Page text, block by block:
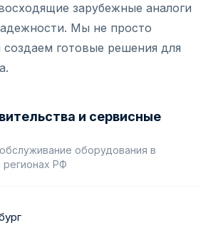
зарубежные аналоги
Мы не просто
готовые решения для
и сервисные
оборудования в
регионах РФ